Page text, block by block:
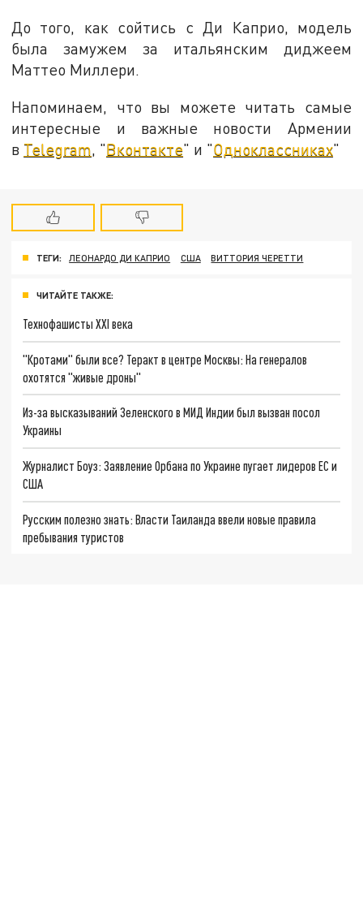
До того, как сойтись с Ди Каприо, модель
была замужем за итальянским диджеем
Маттео Миллери.
Напоминаем, что вы можете читать самые
интересные и важные новости Армении
в Telegram , "Вконтакте" и "Одноклассниках"
ТЕГИ: ЛЕОНАРДО ДИ КАПРИО США ВИТТОРИЯ ЧЕРЕТТИ
ЧИТАЙТЕ ТАКЖЕ:
Технофашисты XXI века
"Кротами" были все? Теракт в центре Москвы: На генералов
охотятся "живые дроны"
Из-за высказываний Зеленского в МИД Индии был вызван посол
Украины
Журналист Боуз: Заявление Орбана по Украине пугает лидеров ЕС и
США
Русским полезно знать: Власти Таиланда ввели новые правила
пребывания туристов